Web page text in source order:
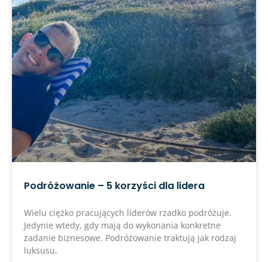
Podróżowanie – 5 korzyści dla lidera
Wielu ciężko pracujących liderów rzadko podróżuje.
Jedynie wtedy, gdy mają do wykonania konkretne
zadanie biznesowe. Podróżowanie traktują jak rodzaj
luksusu,